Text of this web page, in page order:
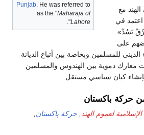
Punjab. He was referred to
as the "Maharaja of
Lahore
".
مع
اعتمد في
تَسُدْ»
على
الديني للمسلمين وبخاصة بين أتباع الديانة
معارك دموية بين الهندوس والمسلمين
كيان سياسي مستقل.
من حركة باكستان
لعموم الهند حركة پاكستان